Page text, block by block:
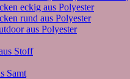
eckig aus Polyester
rund aus Polyester
aus Polyester
Stoff
Samt